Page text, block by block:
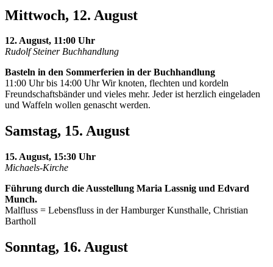
Mittwoch, 12. August
12. August, 11:00 Uhr
Rudolf Steiner Buchhandlung
Basteln in den Sommerferien in der Buchhandlung
11:00 Uhr bis 14:00 Uhr Wir knoten, flechten und kordeln
Freundschaftsbänder und vieles mehr. Jeder ist herzlich eingeladen
und Waffeln wollen genascht werden.
Samstag, 15. August
15. August, 15:30 Uhr
Michaels-Kirche
Führung durch die Ausstellung Maria Lassnig und Edvard
Munch.
Malfluss = Lebensfluss in der Hamburger Kunsthalle, Christian
Bartholl
Sonntag, 16. August